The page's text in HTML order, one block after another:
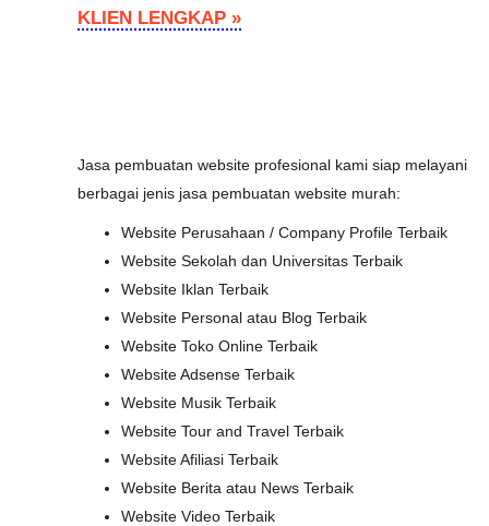
KLIEN LENGKAP »
Jasa pembuatan website profesional kami siap melayani
berbagai jenis jasa pembuatan website murah:
Website Perusahaan / Company Profile Terbaik
Website Sekolah dan Universitas Terbaik
Website Iklan Terbaik
Website Personal atau Blog Terbaik
Website Toko Online Terbaik
Website Adsense Terbaik
Website Musik Terbaik
Website Tour and Travel Terbaik
Website Afiliasi Terbaik
Website Berita atau News Terbaik
Website Video Terbaik